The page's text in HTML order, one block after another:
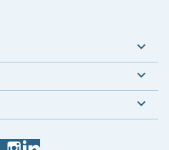
Facebook


